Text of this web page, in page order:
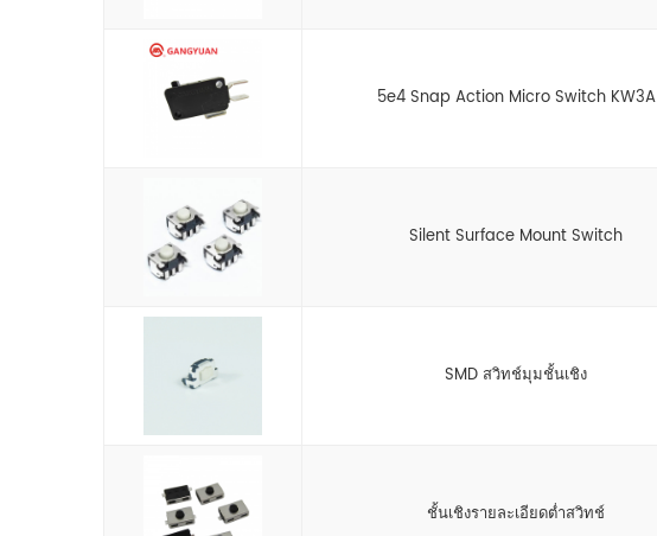
5e4 Snap Action Micro Switch KW3A
Silent Surface Mount Switch
SMD สวิทช์มุมชั้นเชิง
ชั้นเชิงรายละเอียดต่ำสวิทช์